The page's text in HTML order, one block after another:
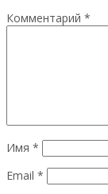
Комментарий *
Имя *
Email *